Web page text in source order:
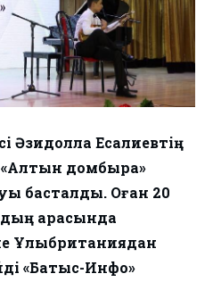
Әзидолла Есқалиевтің
домбыра»
басталды. Оған 20
арасында
Ұлыбританиядан
«Батыс-Инфо»